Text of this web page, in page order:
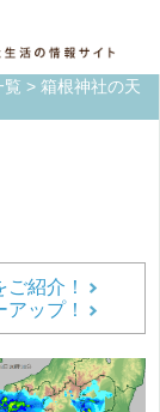
覧 > 箱根神社の天
紹介！
ップ！